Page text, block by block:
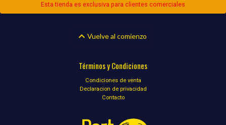
Esta tienda es exclusiva para clientes comerciales
Vuelve al comienzo
Términos y Condiciones
Condiciones de venta
Declaracion de privacidad
Contacto